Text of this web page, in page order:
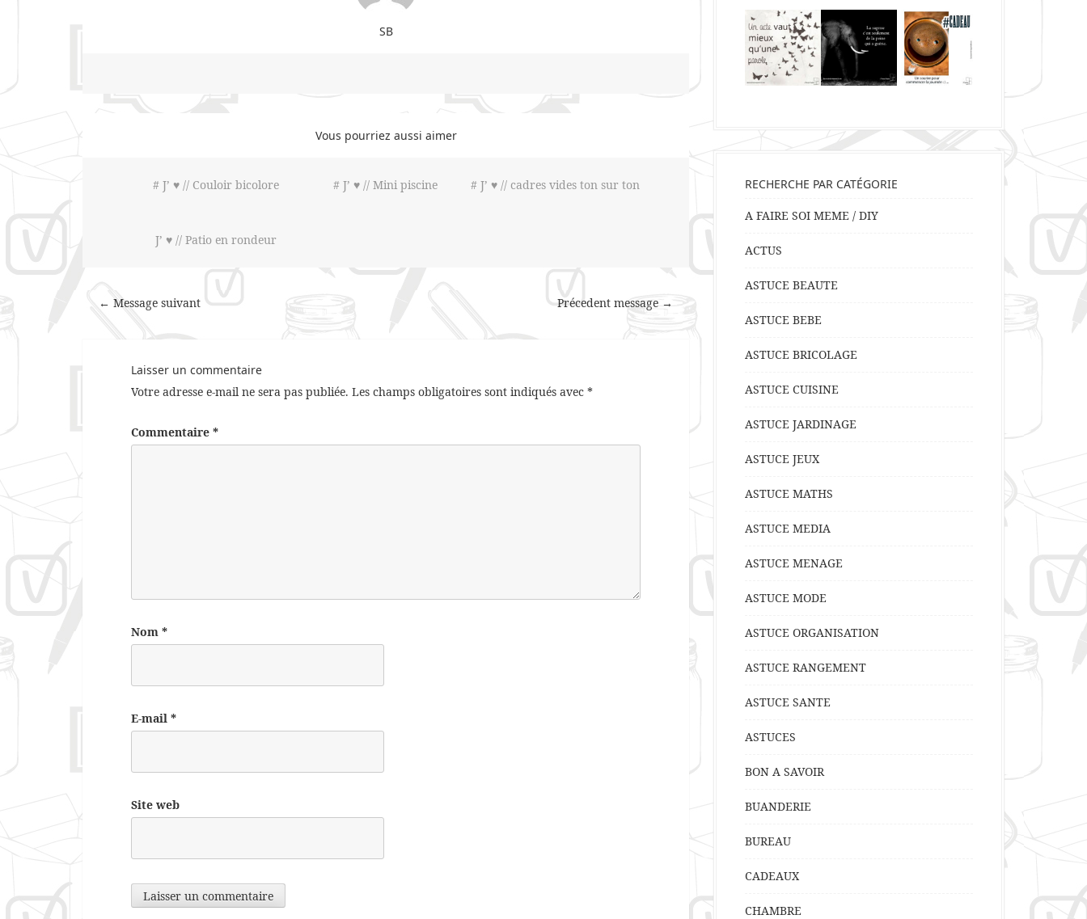
SB
Vous pourriez aussi aimer
# J’ ♥ // Couloir bicolore # J’ ♥ // Mini piscine # J’ ♥ // cadres vides ton sur ton
J’ ♥ // Patio en rondeur
Précedent message →
← Message suivant
Laisser un commentaire
Votre adresse e-mail ne sera pas publiée. Les champs obligatoires sont indiqués avec *
Commentaire *
Nom *
E-mail *
Site web
RECHERCHE PAR CATÉGORIE
A FAIRE SOI MEME / DIY
ACTUS
ASTUCE BEAUTE
ASTUCE BEBE
ASTUCE BRICOLAGE
ASTUCE CUISINE
ASTUCE JARDINAGE
ASTUCE JEUX
ASTUCE MATHS
ASTUCE MEDIA
ASTUCE MENAGE
ASTUCE MODE
ASTUCE ORGANISATION
ASTUCE RANGEMENT
ASTUCE SANTE
ASTUCES
BON A SAVOIR
BUANDERIE
BUREAU
CADEAUX
CHAMBRE